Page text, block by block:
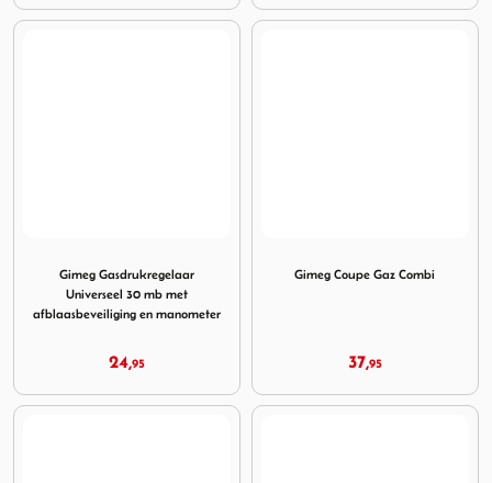
Gimeg Gasdrukregelaar
Universeel 30 mb met
afblaasbeveiliging en manometer
24,95
Gimeg Coupe Gaz Combi
37,95